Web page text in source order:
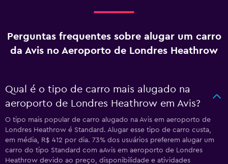
Perguntas frequentes sobre alugar um carro
da Avis no Aeroporto de Londres Heathrow
Qual é o tipo de carro mais alugado na
aeroporto de Londres Heathrow em Avis?
O tipo mais popular de carro alugado na Avis em aeroporto de
Londres Heathrow é Standard. Alugar esse tipo de carro custa,
em média, R$ 412 por dia. 73% dos usuários preferem alugar um
carro do tipo Standard com aAvis em aeroporto de Londres
Heathrow devido ao preço, disponibilidade e atividades